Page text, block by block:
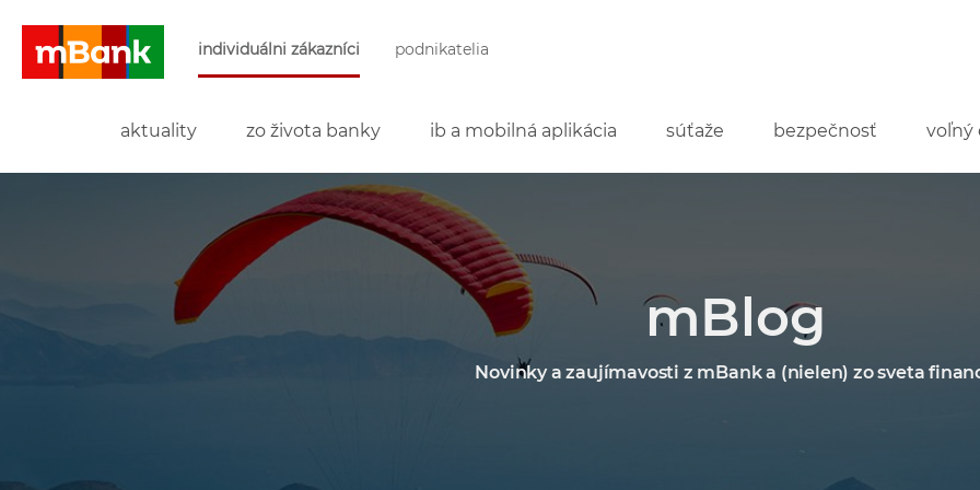
individuálni zákazníci podnikatelia
aktuality zo života banky ib a mobilná aplikácia súťaže bezpečnosť voľný
mBlog
Novinky a zaujímavosti z mBank a (nielen) zo sveta